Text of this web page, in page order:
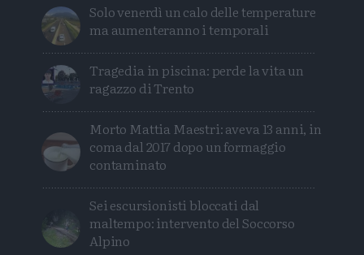
Solo venerdì un calo delle temperature
ma aumenteranno i temporali
Tragedia in piscina: perde la vita un
ragazzo di Trento
Morto Mattia Maestri: aveva 13 anni, in
coma dal 2017 dopo un formaggio
contaminato
Sei escursionisti bloccati dal
maltempo: intervento del Soccorso
Alpino